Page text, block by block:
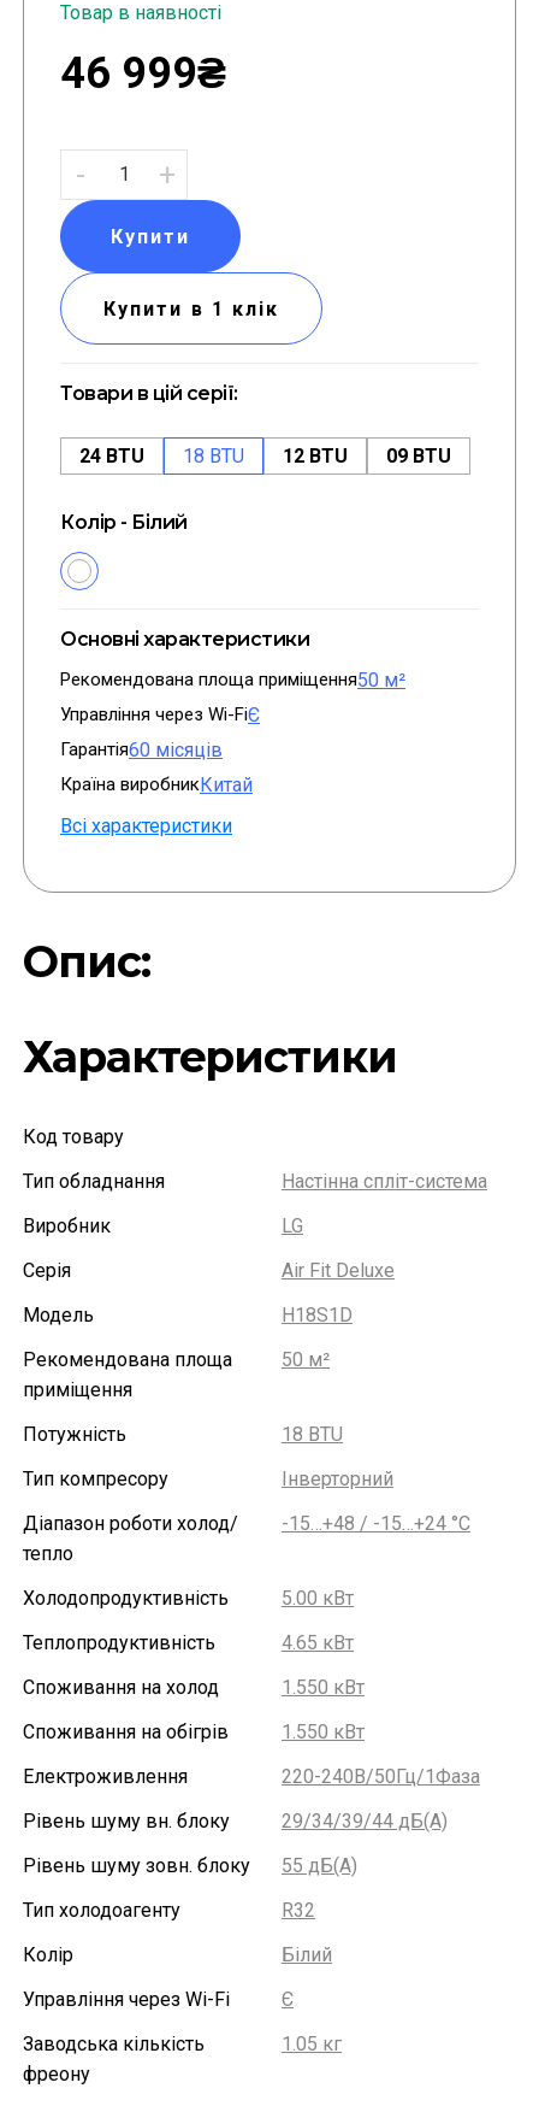
Товар в наявності
46 999₴
- +
Купити
Купити в 1 клік
Товари в цій серії:
24 BTU 18 BTU 12 BTU 09 BTU
Колір - Білий
Основні характеристики
Рекомендована площа приміщення50 м²
Управління через Wi-FiЄ
Гарантія60 місяців
Країна виробникКитай
Всі характеристики
Опис:
Характеристики
Код товару
Тип обладнання
Настінна спліт-система
Виробник
LG
Серія
Air Fit Deluxe
Модель
H18S1D
Рекомендована площа
приміщення
50 м²
Потужність
18 BTU
Тип компресору
Інверторний
Діапазон роботи холод/
тепло
-15…+48 / -15…+24 °С
Холодопродуктивність
5.00 кВт
Теплопродуктивність
4.65 кВт
Споживання на холод
1.550 кВт
Споживання на обігрів
1.550 кВт
Електроживлення
220-240В/50Гц/1Фаза
Рівень шуму вн. блоку
29/34/39/44 дБ(А)
Рівень шуму зовн. блоку
55 дБ(А)
Тип холодоагенту
R32
Колір
Білий
Управління через Wi-Fi
Є
Заводська кількість
фреону
1.05 кг